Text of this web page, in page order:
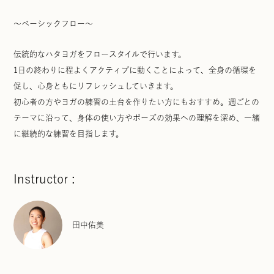
〜ベーシックフロー〜
伝統的なハタヨガをフロースタイルで行います。
1日の終わりに程よくアクティブに動くことによって、全身の循環を
促し、心身ともにリフレッシュしていきます。
初心者の方やヨガの練習の土台を作りたい方にもおすすめ。週ごとの
テーマに沿って、身体の使い方やポーズの効果への理解を深め、一緒
に継続的な練習を目指します。
Instructor :
田中佑美